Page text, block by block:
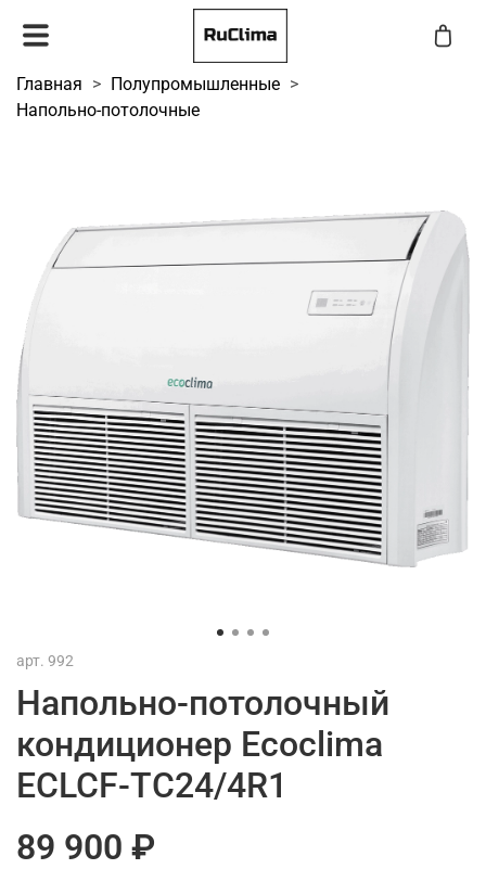
Главная
Полупромышленные
Напольно-потолочные
арт. 992
Напольно-потолочный
кондиционер Ecoclima
ECLCF-TC24/4R1
89 900 ₽